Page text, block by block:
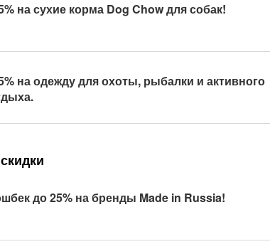
на сухие корма Dog Chow для собак!
на одежду для охоты, рыбалки и активного
до 25% на бренды Made in Russia!